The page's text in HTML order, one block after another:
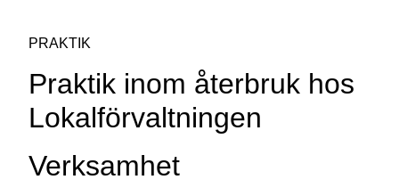
PRAKTIK
Praktik inom återbruk hos
Lokalförvaltningen
Verksamhet